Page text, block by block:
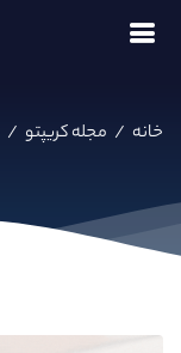
خانه / مجله کریپتو /